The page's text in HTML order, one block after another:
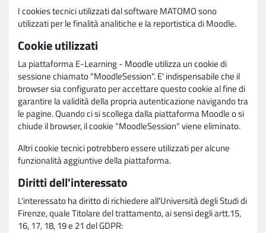
I cookies tecnici utilizzati dal software MATOMO sono
utilizzati per le finalità analitiche e la reportistica di Moodle.
Cookie utilizzati
La piattaforma E-Learning - Moodle utilizza un cookie di
sessione chiamato "MoodleSession". E' indispensabile che il
browser sia configurato per accettare questo cookie al fine di
garantire la validità della propria autenticazione navigando tra
le pagine. Quando ci si scollega dalla piattaforma Moodle o si
chiude il browser, il cookie "MoodleSession" viene eliminato.
Altri cookie tecnici potrebbero essere utilizzati per alcune
funzionalità aggiuntive della piattaforma.
Diritti dell'interessato
L'interessato ha diritto di richiedere all'Università degli Studi di
Firenze, quale Titolare del trattamento, ai sensi degli artt.15,
16, 17, 18, 19 e 21 del GDPR: